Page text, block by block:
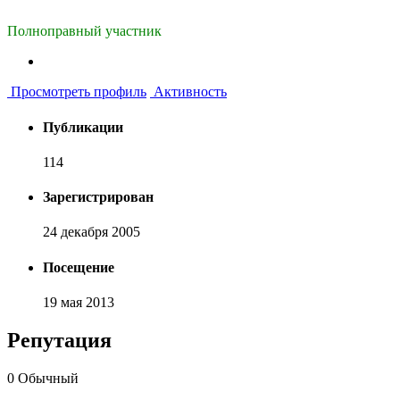
Полноправный участник
Просмотреть профиль Активность
Публикации
114
Зарегистрирован
24 декабря 2005
Посещение
19 мая 2013
Репутация
0 Обычный